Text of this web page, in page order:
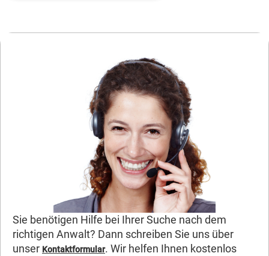
Sie benötigen Hilfe bei Ihrer Suche nach dem
richtigen Anwalt? Dann schreiben Sie uns über
unser Kontaktformular. Wir helfen Ihnen kostenlos